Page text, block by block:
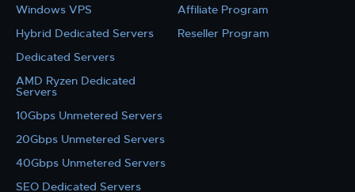
Windows VPS
Hybrid Dedicated Servers
Dedicated Servers
AMD Ryzen Dedicated
Servers
10Gbps Unmetered Servers
20Gbps Unmetered Servers
40Gbps Unmetered Servers
SEO Dedicated Servers
Affiliate Program
Reseller Program